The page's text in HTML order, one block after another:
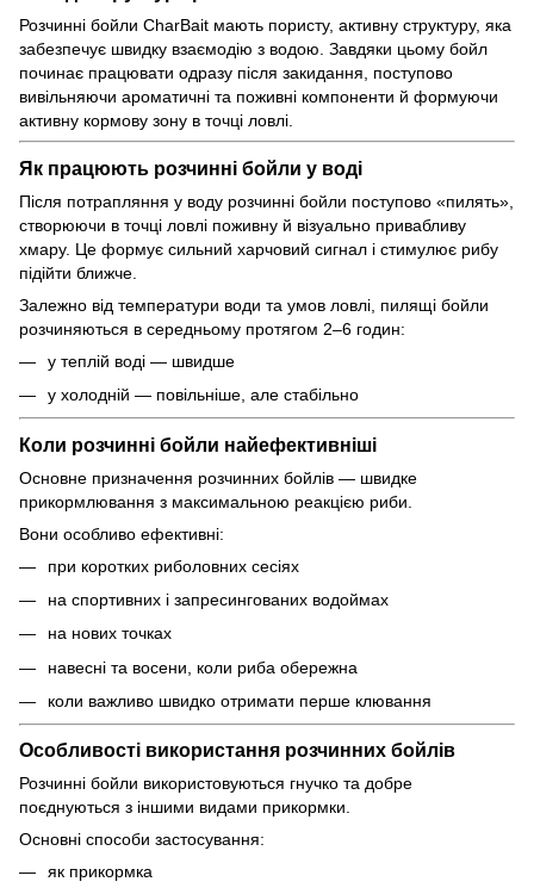
Розчинні бойли CharBait мають пористу, активну структуру, яка
забезпечує швидку взаємодію з водою. Завдяки цьому бойл
починає працювати одразу після закидання, поступово
вивільняючи ароматичні та поживні компоненти й формуючи
активну кормову зону в точці ловлі.
Як працюють розчинні бойли у воді
Після потрапляння у воду розчинні бойли поступово «пилять»,
створюючи в точці ловлі поживну й візуально привабливу
хмару. Це формує сильний харчовий сигнал і стимулює рибу
підійти ближче.
Залежно від температури води та умов ловлі, пилящі бойли
розчиняються в середньому протягом 2–6 годин:
у теплій воді — швидше
у холодній — повільніше, але стабільно
Коли розчинні бойли найефективніші
Основне призначення розчинних бойлів — швидке
прикормлювання з максимальною реакцією риби.
Вони особливо ефективні:
при коротких риболовних сесіях
на спортивних і запресингованих водоймах
на нових точках
навесні та восени, коли риба обережна
коли важливо швидко отримати перше клювання
Особливості використання розчинних бойлів
Розчинні бойли використовуються гнучко та добре
поєднуються з іншими видами прикормки.
Основні способи застосування:
як прикормка